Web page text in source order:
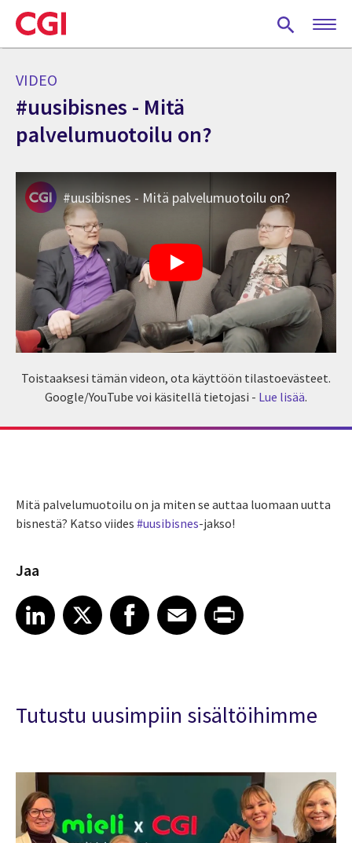
Skip
to
main
VIDEO
#uusibisnes - Mitä
palvelumuotoilu on?
#uusibisnes - Mitä palvelumuotoilu on?
Toistaaksesi tämän videon, ota käyttöön tilastoevästeet.
Google/YouTube voi käsitellä tietojasi - Lue lisää.
Mitä palvelumuotoilu on ja miten se auttaa luomaan uutta
bisnestä? Katso viides #uusibisnes-jakso!
Jaa
Share article on LinkedIn
LinkedIn
Share article on XShare article on Facebook
Facebook
Share article on Email
EmailShare article on Print
Tutustu uusimpiin sisältöihimme